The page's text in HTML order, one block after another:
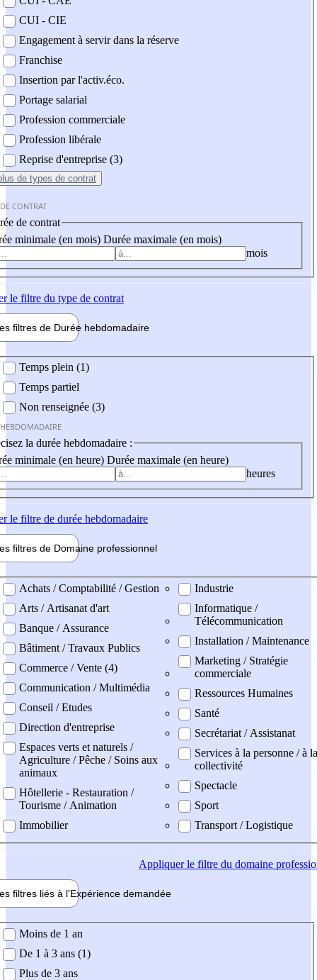
CUI - CIE
Engagement à servir dans la réserve
Franchise
Insertion par l'activ.éco.
Portage salarial
Profession commerciale
Profession libérale
Reprise d'entreprise (3)
de types de contrat
CONTRAT
de contrat
minimale (en mois) Durée maximale (en mois)
mois
le filtre du type de contrat
filtres de Durée hebdomadaire
Temps plein (1)
Temps partiel
Non renseignée (3)
la durée hebdomadaire :
minimale (en heure) Durée maximale (en heure)
heures
le filtre de durée hebdomadaire
filtres de Domaine professionnel
professionel
Achats / Comptabilité / Gestion
Arts / Artisanat d'art
Banque / Assurance
Bâtiment / Travaux Publics
Commerce / Vente (4)
Communication / Multimédia
Conseil / Etudes
Direction d'entreprise
Espaces verts et naturels /
Agriculture / Pêche / Soins aux
animaux
Hôtellerie - Restauration /
Tourisme / Animation
Immobilier
Industrie
Informatique /
Télécommunication
Installation / Maintenance
Marketing / Stratégie
commerciale
Ressources Humaines
Santé
Secrétariat / Assistanat
Services à la personne / à la
collectivité
Spectacle
Sport
Transport / Logistique
Appliquerle filtre du domaine
filtres liés à l'Expérience demandée
demandée
Moins de 1 an
De 1 à 3 ans (1)
Plus de 3 ans